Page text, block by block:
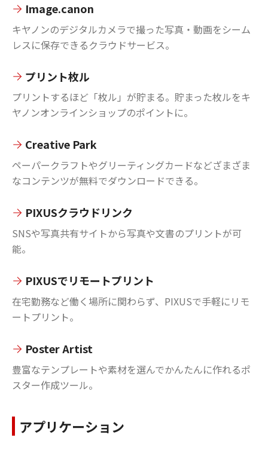
Image.canon
キヤノンのデジタルカメラで撮った写真・動画をシーム
レスに保存できるクラウドサービス。
プリント枚ル
プリントするほど「枚ル」が貯まる。貯まった枚ルをキ
ヤノンオンラインショップのポイントに。
Creative Park
ペーパークラフトやグリーティングカードなどざまざま
なコンテンツが無料でダウンロードできる。
PIXUSクラウドリンク
SNSや写真共有サイトから写真や文書のプリントが可
能。
PIXUSでリモートプリント
在宅勤務など働く場所に関わらず、PIXUSで手軽にリモ
ートプリント。
Poster Artist
豊富なテンプレートや素材を選んでかんたんに作れるポ
スター作成ツール。
アプリケーション